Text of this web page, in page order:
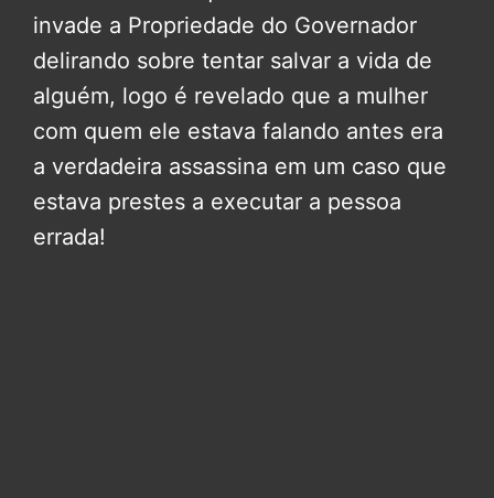
invade a Propriedade do Governador
delirando sobre tentar salvar a vida de
alguém, logo é revelado que a mulher
com quem ele estava falando antes era
a verdadeira assassina em um caso que
estava prestes a executar a pessoa
errada!